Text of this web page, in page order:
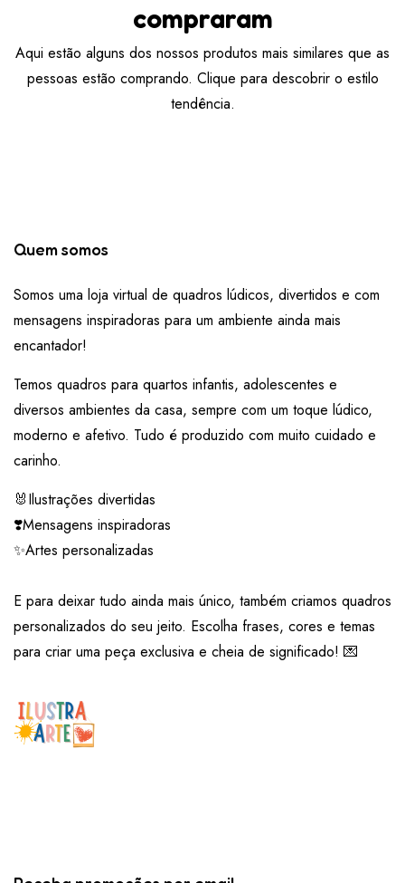
compraram
Aqui estão alguns dos nossos produtos mais similares que as
pessoas estão comprando. Clique para descobrir o estilo
tendência.
Quem somos
Somos uma loja virtual de quadros lúdicos, divertidos e com
mensagens inspiradoras para um ambiente ainda mais
encantador!
Temos quadros para quartos infantis, adolescentes e
diversos ambientes da casa, sempre com um toque lúdico,
moderno e afetivo. Tudo é produzido com muito cuidado e
carinho.
🐰Ilustrações divertidas
❣️Mensagens inspiradoras
✨Artes personalizadas
E para deixar tudo ainda mais único, também criamos quadros
personalizados do seu jeito. Escolha frases, cores e temas
para criar uma peça exclusiva e cheia de significado! 💌